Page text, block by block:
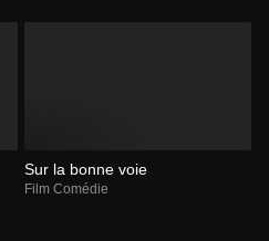
Sur la bonne voie
Film Comédie